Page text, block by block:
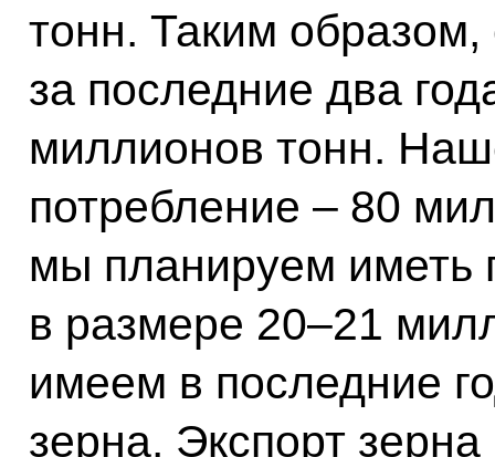
тонн. Таким образом,
за последние два
миллионов тонн.
потребление – 80
мы планируем иметь
в размере 20–21
имеем в последние
зерна. Экспорт